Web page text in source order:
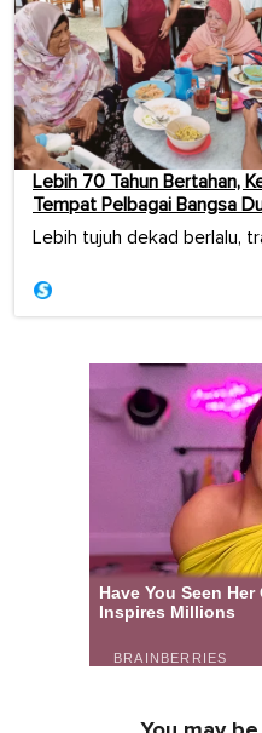
Lebih 70 Tahun Bertahan,
Tempat Pelbagai Bangsa
Lebih tujuh dekad berlalu,